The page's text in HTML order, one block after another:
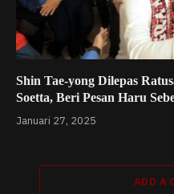
Shin Tae-yong Dilepas
Soetta, Beri Pesan Haru
Januari 27, 2025
ADD A